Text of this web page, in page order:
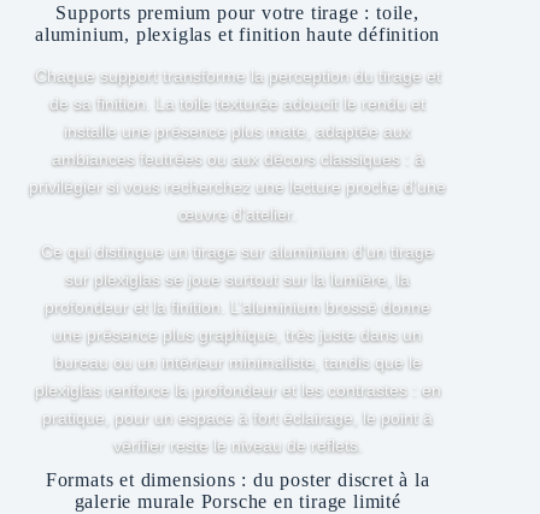
Supports premium pour votre tirage : toile,
aluminium, plexiglas et finition haute définition
Chaque support transforme la perception du tirage et
de sa finition. La toile texturée adoucit le rendu et
installe une présence plus mate, adaptée aux
ambiances feutrées ou aux décors classiques : à
privilégier si vous recherchez une lecture proche d’une
œuvre d’atelier.
Ce qui distingue un tirage sur aluminium d’un tirage
sur plexiglas se joue surtout sur la lumière, la
profondeur et la finition. L’aluminium brossé donne
une présence plus graphique, très juste dans un
bureau ou un intérieur minimaliste, tandis que le
plexiglas renforce la profondeur et les contrastes : en
pratique, pour un espace à fort éclairage, le point à
vérifier reste le niveau de reflets.
Formats et dimensions : du poster discret à la
galerie murale Porsche en tirage limité